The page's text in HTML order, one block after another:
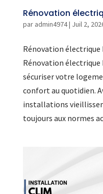
Rénovation
par admin4974| Juil 2,
Rénovation électrique
Rénovation électrique
sécuriser votre
confort au quotidien.
installations
toujours aux normes